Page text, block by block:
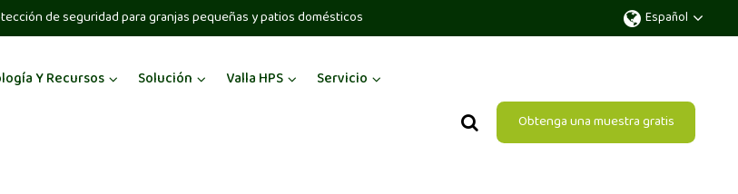
de seguridad para granjas pequeñas y patios domésticos Español
Y Recursos Solución Valla HPS Servicio
Obtenga una muestra gratis